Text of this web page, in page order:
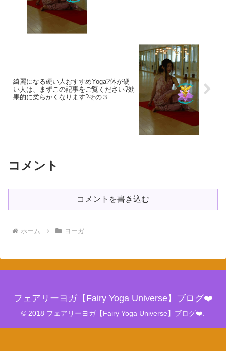
綺麗になる硬い人おすすめYoga?体が硬
い人は、まずこの記事をご覧ください?効
果的に柔らかくなります?その３
コメント
コメントを書き込む
ホーム ヨーガ
フェアリーヨガ【Fairy Yoga Universe】ブログ❤️
© 2018 フェアリーヨガ【Fairy Yoga Universe】ブログ❤️.